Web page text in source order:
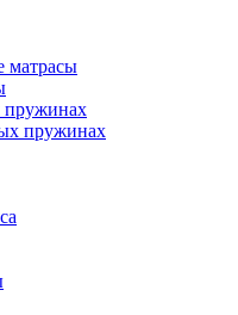
матрасы
пружинах
пружинах